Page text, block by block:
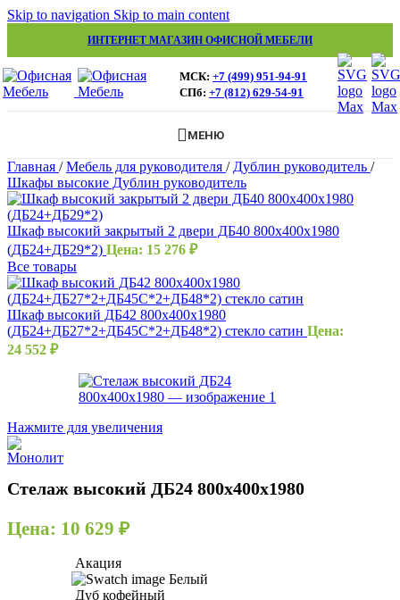
Skip to navigation Skip to main content
ИНТЕРНЕТ МАГАЗИН ОФИСНОЙ МЕБЕЛИ
МСК: +7 (499) 951-94-91
СПб: +7 (812) 629-54-91
МЕНЮ
Главная / Мебель для руководителя / Дублин руководитель /
Шкафы высокие Дублин руководитель
Шкаф высокий закрытый 2 двери ДБ40 800х400х1980
(ДБ24+ДБ29*2) Цена: 15 276 ₽
Все товары
Шкаф высокий ДБ42 800х400х1980
(ДБ24+ДБ27*2+ДБ45С*2+ДБ48*2) стекло сатин Цена:
24 552 ₽
Нажмите для увеличения
Стелаж высокий ДБ24 800х400х1980
Цена: 10 629 ₽
Акация
Белый
Дуб кофейный